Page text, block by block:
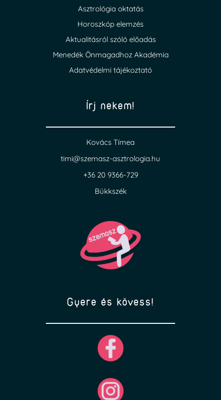
Asztrológia oktatás
Horoszkóp elemzés
Aktualitásról szóló előadás
Menedék Önmagadhoz Akadémia
Adatvédelmi tájékoztató
Írj nekem!
Kovács Tímea
timi@szemasz-asztrologia.hu
+36 20 9366-729
Bükkszék
Gyere és kövess!